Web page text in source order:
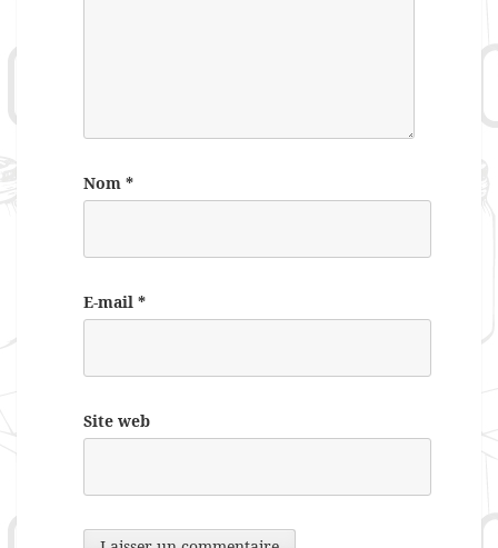
Nom *
E-mail *
Site web